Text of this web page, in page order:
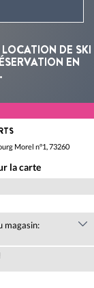
DE SKI
EN
Morel n°1, 73260
la carte
magasin: